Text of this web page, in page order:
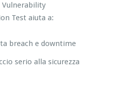
Test aiuta a:
breach e downtime
serio alla sicurezza